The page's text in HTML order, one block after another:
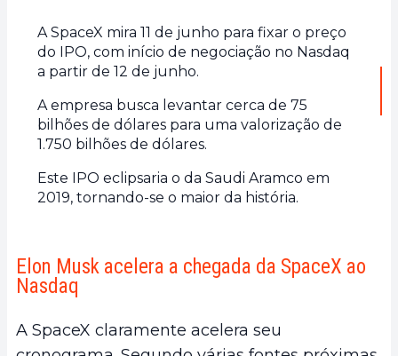
A SpaceX mira 11 de junho para fixar o preço
do IPO, com início de negociação no Nasdaq
a partir de 12 de junho.
A empresa busca levantar cerca de 75
bilhões de dólares para uma valorização de
1.750 bilhões de dólares.
Este IPO eclipsaria o da Saudi Aramco em
2019, tornando-se o maior da história.
Elon Musk acelera a chegada da SpaceX ao
Nasdaq
A SpaceX claramente acelera seu